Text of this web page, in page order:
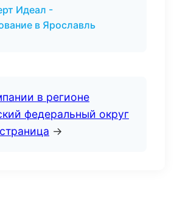
Идеал -
в Ярославль
в регионе
федеральный округ
→